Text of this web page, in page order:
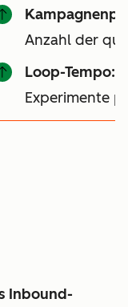
Anzahl der
Loop-Tempo:
Experimente
Inbound-